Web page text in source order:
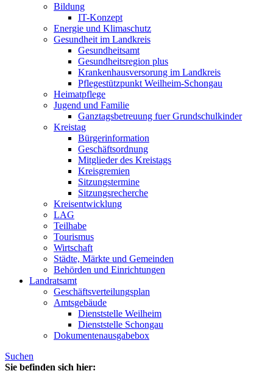
Bildung
IT-Konzept
Energie und Klimaschutz
Gesundheit im Landkreis
Gesundheitsamt
Gesundheitsregion plus
Krankenhausversorung im Landkreis
Pflegestützpunkt Weilheim-Schongau
Heimatpflege
Jugend und Familie
Ganztagsbetreuung fuer Grundschulkinder
Kreistag
Bürgerinformation
Geschäftsordnung
Mitglieder des Kreistags
Kreisgremien
Sitzungstermine
Sitzungsrecherche
Kreisentwicklung
LAG
Teilhabe
Tourismus
Wirtschaft
Städte, Märkte und Gemeinden
Behörden und Einrichtungen
Landratsamt
Geschäftsverteilungsplan
Amtsgebäude
Dienststelle Weilheim
Dienststelle Schongau
Dokumentenausgabebox
Suchen
Sie befinden sich hier: